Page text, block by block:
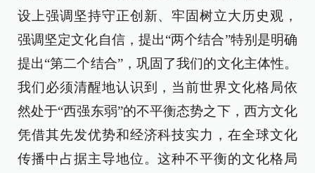
设上强调坚持守正创新、牢固树立大历史观，
强调坚定文化自信，提出“两个结合”特别是明确
提出“第二个结合”，巩固了我们的文化主体性。
我们必须清醒地认识到，当前世界文化格局依
然处于“西强东弱”的不平衡态势之下，西方文化
凭借其先发优势和经济科技实力，在全球文化
传播中占据主导地位。这种不平衡的文化格局